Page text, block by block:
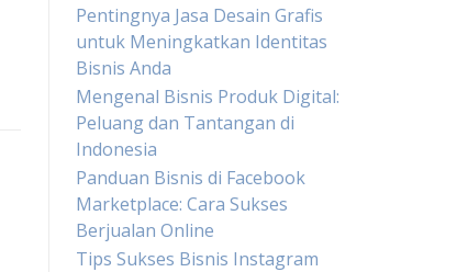
Pentingnya Jasa Desain Grafis
untuk Meningkatkan Identitas
Bisnis Anda
Mengenal Bisnis Produk Digital:
Peluang dan Tantangan di
Indonesia
Panduan Bisnis di Facebook
Marketplace: Cara Sukses
Berjualan Online
Tips Sukses Bisnis Instagram